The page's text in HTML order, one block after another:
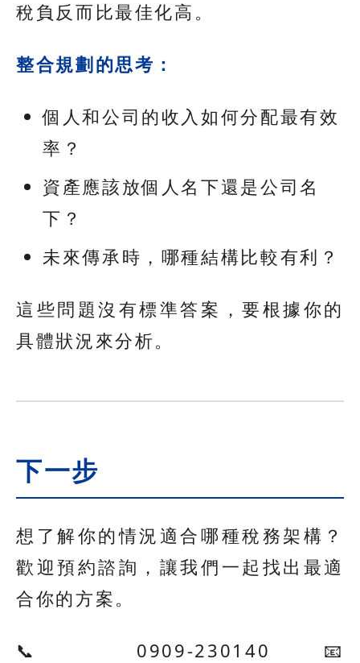
稅負反而比最佳化高。
整合規劃的思考：
個人和公司的收入如何分配最有效
率？
資產應該放個人名下還是公司名
下？
未來傳承時，哪種結構比較有利？
這些問題沒有標準答案，要根據你的
具體狀況來分析。
下一步
想了解你的情況適合哪種稅務架構？
歡迎預約諮詢，讓我們一起找出最適
合你的方案。
📞 0909-230140 📧